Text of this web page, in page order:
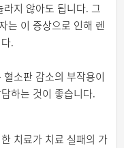
지 않아도 됩니다. 그
는 이 증상으로 인해 렌
.
소판 감소의 부작용이
하는 것이 좋습니다.
치료가 치료 실패의 가